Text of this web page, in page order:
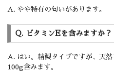
A. やや特有の匂いがあります。
Q. ビタミンEを含みますか？
A. はい。精製タイプですが、天
100g含みます。